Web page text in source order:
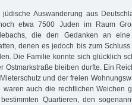
Auswanderung aus
etwa 7500 Juden im Raum
die den Gedanken an
denen es jedoch bis zum
Die Familie konnte sich glücklich
Ostmarkstraße bleiben durfte. Ein
und der freien
waren auch die rechtlichen Weichen
Quartieren, den